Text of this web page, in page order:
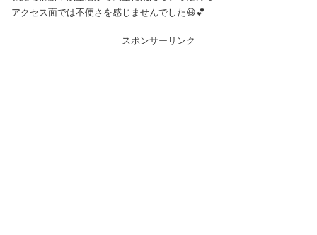
アクセス面では不便さを感じませんでした😆💕
スポンサーリンク